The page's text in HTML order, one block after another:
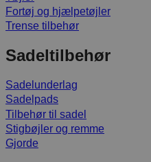
Fortøj og hjælpetøjler
Trense tilbehør
Sadeltilbehør
Sadelunderlag
Sadelpads
Tilbehør til sadel
Stigbøjler og remme
Gjorde